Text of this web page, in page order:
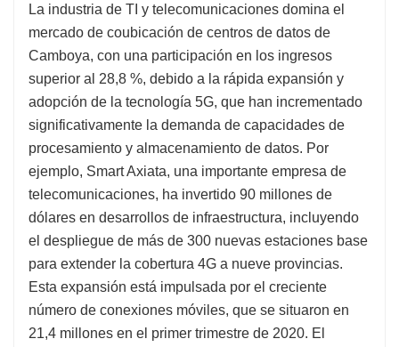
La industria de TI y telecomunicaciones domina el
mercado de coubicación de centros de datos de
Camboya, con una participación en los ingresos
superior al 28,8 %, debido a la rápida expansión y
adopción de la tecnología 5G, que han incrementado
significativamente la demanda de capacidades de
procesamiento y almacenamiento de datos. Por
ejemplo, Smart Axiata, una importante empresa de
telecomunicaciones, ha invertido 90 millones de
dólares en desarrollos de infraestructura, incluyendo
el despliegue de más de 300 nuevas estaciones base
para extender la cobertura 4G a nueve provincias.
Esta expansión está impulsada por el creciente
número de conexiones móviles, que se situaron en
21,4 millones en el primer trimestre de 2020. El